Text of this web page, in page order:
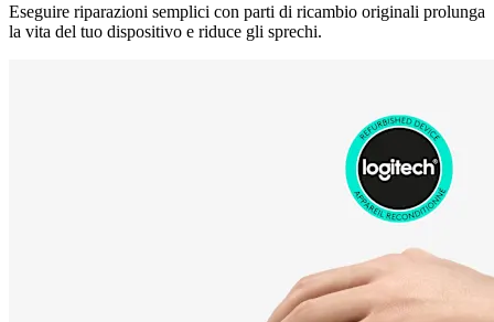
Eseguire riparazioni semplici con parti di ricambio originali prolunga
la vita del tuo dispositivo e riduce gli sprechi.